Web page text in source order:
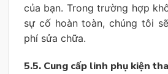
của bạn. Trong trường hợp
sự cố hoàn toàn, chúng tôi
phí sửa chữa.
5.5. Cung cấp linh phụ kiện